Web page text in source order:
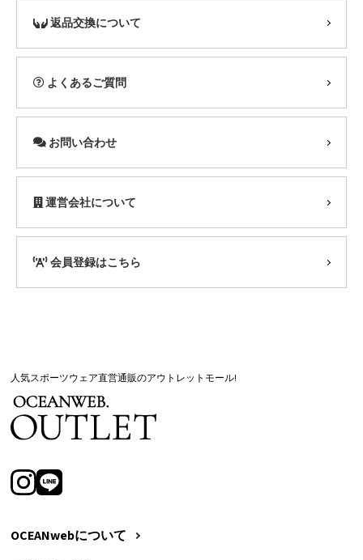
返品交換について
よくあるご質問
お問い合わせ
運営会社について
会員登録はこちら
人気スポーツウェア直営通販のアウトレットモール!
OCEANwebについて